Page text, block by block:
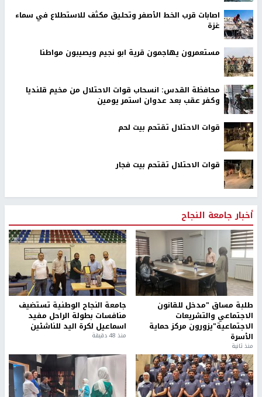
اصابات قرب الخط الأصفر وتحليق مكثف للاستطلاع في سماء
غزة
مستعمرون يهاجمون قرية ابو نجيم ويصيبون مواطنا
محافظة القدس: انسحاب قوات الاحتلال من مخيم قلنديا
وكفر عقب بعد عدوان استمر يومين
قوات الاحتلال تقتحم بيت لحم
قوات الاحتلال تقتحم بيت فجار
أخبار جامعة النجاح
طلبة مساق "مدخل للقانون
الاجتماعي والتشريعات
الاجتماعية"يزورون مركز حماية
الأسرة
منذ ثانية
جامعة النجاح الوطنية تستضيف
منافسات بطولة الراحل مفيد
اسماعيل لكرة اليد للناشئين
منذ 48 دقيقة